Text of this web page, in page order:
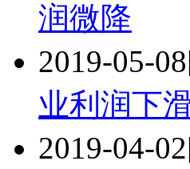
润微降
2019-05-08
业利润下
2019-04-02